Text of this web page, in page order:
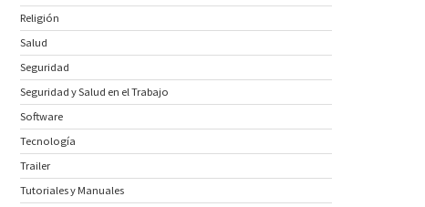
Religión
Salud
Seguridad
Seguridad y Salud en el Trabajo
Software
Tecnología
Trailer
Tutoriales y Manuales